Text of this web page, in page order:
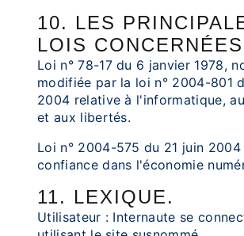
10. LES
LOIS
Loi n° 78-17 du 6 janvier 1978,
modifiée par la loi n° 2004-801
2004 relative à l'informatique,
et aux libertés.
Loi n° 2004-575 du 21 juin
confiance dans l'économie
11. LEXIQUE.
Utilisateur : Internaute se